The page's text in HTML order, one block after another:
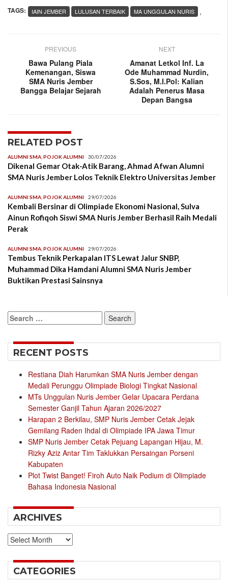
TAGS: ,
IAIN JEMBER LULUSAN TERBAIK MA UNGGULAN NURIS
PREVIOUS
Bawa Pulang Piala
Kemenangan, Siswa
SMA Nuris Jember
Bangga Belajar Sejarah
NEXT
Amanat Letkol Inf. La
Ode Muhammad Nurdin,
S.Sos, M.I.Pol: Kalian
Adalah Penerus Masa
Depan Bangsa
RELATED POST
ALUMNI SMA POJOK ALUMNI 30/07/2026
Dikenal Gemar Otak-Atik Barang, Ahmad Afwan Alumni
SMA Nuris Jember Lolos Teknik Elektro Universitas Jember
ALUMNI SMA POJOK ALUMNI 29/07/2026
Kembali Bersinar di Olimpiade Ekonomi Nasional, Sulva
Ainun Rofiqoh Siswi SMA Nuris Jember Berhasil Raih Medali
Perak
ALUMNI SMA POJOK ALUMNI 29/07/2026
Tembus Teknik Perkapalan ITS Lewat Jalur SNBP,
Muhammad Dika Hamdani Alumni SMA Nuris Jember
Buktikan Prestasi Sainsnya
Search
for:
RECENT POSTS
Restiana Diah Harumkan SMA Nuris Jember dengan
Medali Perunggu Olimpiade Biologi Tingkat Nasional
MTs Unggulan Nuris Jember Gelar Upacara Perdana
Semester Ganjil Tahun Ajaran 2026/2027
Harapan 2 Berkilau, SMP Nuris Jember Cetak Jejak
Gemilang Raden Ihdal di Olimpiade IPA Jawa Timur
SMP Nuris Jember Cetak Pejuang Lapangan Hijau, M.
Rizky Aziz Antar Tim Taklukkan Persaingan Porseni
Kabupaten
Plot Twist Banget! Firoh Auto Naik Podium di Olimpiade
Bahasa Indonesia Nasional
ARCHIVES
Archives
CATEGORIES